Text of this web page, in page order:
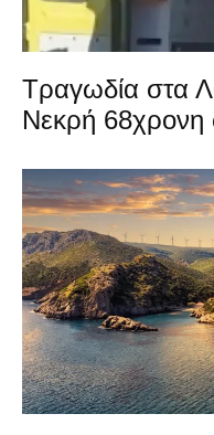
Τραγωδία στα
Νεκρή 68χρονη